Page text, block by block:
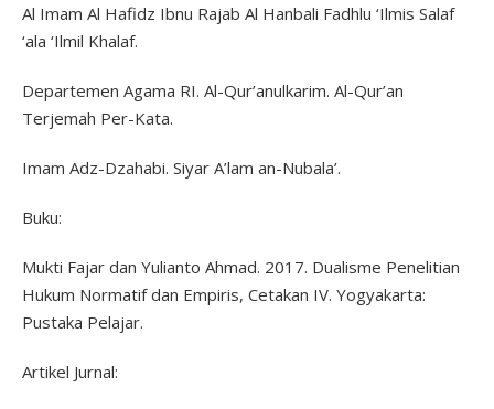
Al Imam Al Hafidz Ibnu Rajab Al Hanbali Fadhlu ‘Ilmis Salaf
‘ala ‘Ilmil Khalaf.
Departemen Agama RI. Al-Qur’anulkarim. Al-Qur’an
Terjemah Per-Kata.
Imam Adz-Dzahabi. Siyar A’lam an-Nubala’.
Buku:
Mukti Fajar dan Yulianto Ahmad. 2017. Dualisme Penelitian
Hukum Normatif dan Empiris, Cetakan IV. Yogyakarta:
Pustaka Pelajar.
Artikel Jurnal: